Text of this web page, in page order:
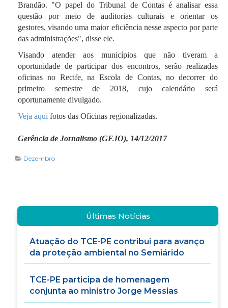
Brandão. "O papel do Tribunal de Contas é analisar essa
questão por meio de auditorias culturais e orientar os
gestores, visando uma maior eficiência nesse aspecto por parte
das administrações", disse ele.
Visando atender aos municípios que não tiveram a
oportunidade de participar dos encontros, serão realizadas
oficinas no Recife, na Escola de Contas, no decorrer do
primeiro semestre de 2018, cujo calendário será
oportunamente divulgado.
Veja aqui fotos das Oficinas regionalizadas.
Gerência de Jornalismo (GEJO), 14/12/2017
Dezembro
Últimas Notícias
Atuação do TCE-PE contribui para avanço
da proteção ambiental no Semiárido
TCE-PE participa de homenagem
conjunta ao ministro Jorge Messias